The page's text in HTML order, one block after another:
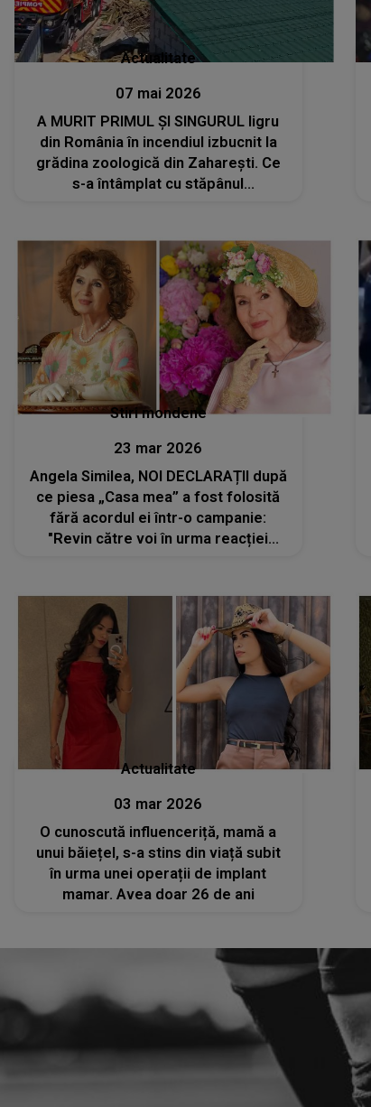
Actualitate
07 mai 2026
A MURIT PRIMUL ȘI SINGURUL ligru
din România în incendiul izbucnit la
grădina zoologică din Zaharești. Ce
s-a întâmplat cu stăpânul
Stiri mondene
23 mar 2026
Angela Similea, NOI DECLARAȚII după
ce piesa „Casa mea” a fost folosită
fără acordul ei într-o campanie:
"Revin către voi în urma reacției
de..."
Actualitate
03 mar 2026
O cunoscută influenceriță, mamă a
unui băiețel, s-a stins din viață subit
în urma unei operații de implant
mamar. Avea doar 26 de ani